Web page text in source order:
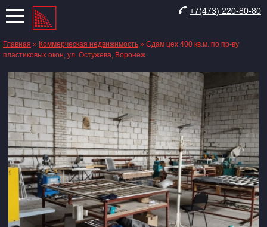
+7(473) 220-80-80
Главная » Коммерческая недвижимость » Сдам цех 400 кв.м. по пр-ву
пластиковых окон, ул. Остужева, Воронеж